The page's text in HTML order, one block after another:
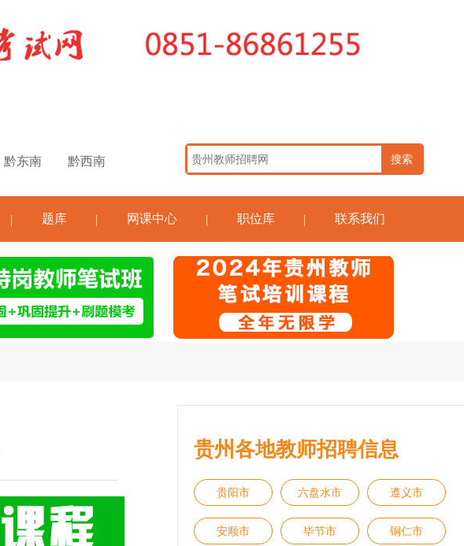
黔东南 黔西南
题库 网课中心 职位库 联系我们
贵州各地教师招聘信息
贵阳市 六盘水市 遵义市
安顺市 毕节市 铜仁市